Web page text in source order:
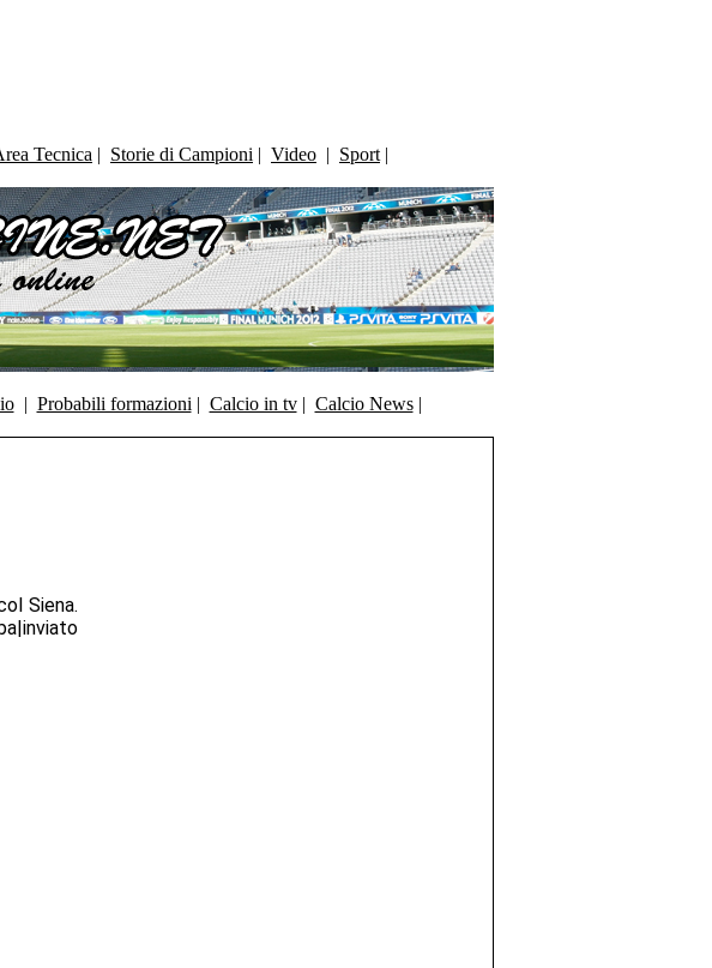
Tecnica | Storie di Campioni | Video | Sport |
| Probabili formazioni | Calcio in tv| Calcio News|
Siena.